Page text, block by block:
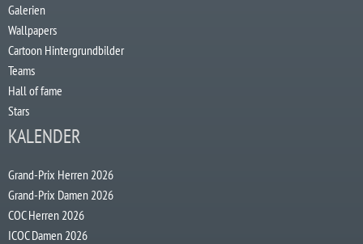
Galerien
Wallpapers
Cartoon Hintergrundbilder
Teams
Hall of fame
Stars
KALENDER
Grand-Prix Herren 2026
Grand-Prix Damen 2026
COC Herren 2026
ICOC Damen 2026